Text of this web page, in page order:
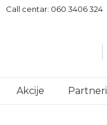
Call centar: 060 3406 324
Akcije Partneri